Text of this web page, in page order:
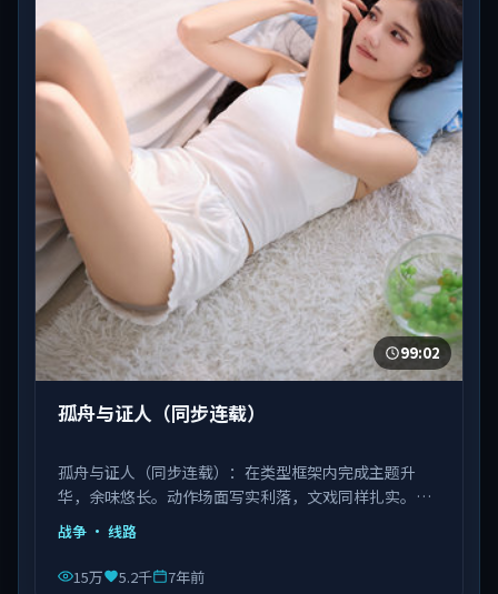
99:02
孤舟与证人（同步连载）
孤舟与证人（同步连载）：在类型框架内完成主题升
华，余味悠长。动作场面写实利落，文戏同样扎实。由
丹尼斯·维伦纽瓦执导，文淇、宋康昊、长泽雅美等主
演，越南出品，类型为战争。
战争 · 线路
15万 5.2千 7年前